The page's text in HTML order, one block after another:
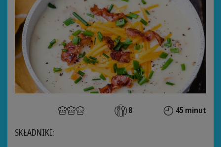
8 45 minut
SKŁADNIKI: